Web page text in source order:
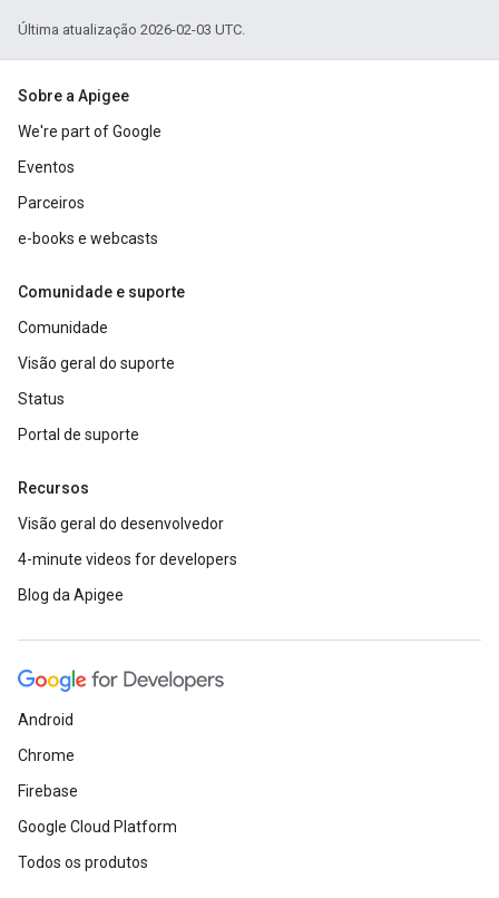
Última atualização 2026-02-03 UTC.
Sobre a Apigee
We're part of Google
Eventos
Parceiros
e-books e webcasts
Comunidade e suporte
Comunidade
Visão geral do suporte
Status
Portal de suporte
Recursos
Visão geral do desenvolvedor
4-minute videos for developers
Blog da Apigee
Android
Chrome
Firebase
Google Cloud Platform
Todos os produtos